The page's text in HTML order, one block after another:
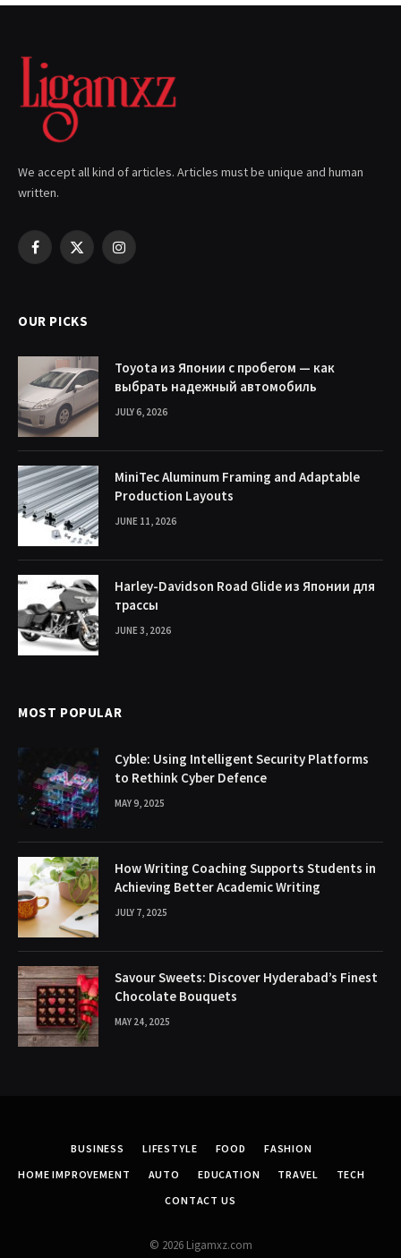
We accept all kind of articles. Articles must be unique and human
written.
Facebook
X
Instagram
OUR PICKS
Toyota из Японии с пробегом — как
выбрать надежный автомобиль
JULY 6, 2026
MiniTec Aluminum Framing and Adaptable
Production Layouts
JUNE 11, 2026
Harley-Davidson Road Glide из Японии для
трассы
JUNE 3, 2026
MOST POPULAR
Cyble: Using Intelligent Security Platforms
to Rethink Cyber Defence
MAY 9, 2025
How Writing Coaching Supports Students in
Achieving Better Academic Writing
JULY 7, 2025
Savour Sweets: Discover Hyderabad’s Finest
Chocolate Bouquets
MAY 24, 2025
BUSINESS LIFESTYLE FOOD
FASHION
HOME IMPROVEMENT
AUTO EDUCATION TRAVEL
TECH
CONTACT US
© 2026 Ligamxz.com